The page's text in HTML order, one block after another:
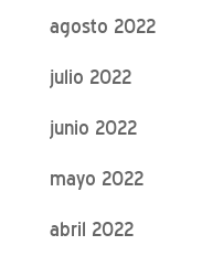
agosto 2022
julio 2022
junio 2022
mayo 2022
abril 2022